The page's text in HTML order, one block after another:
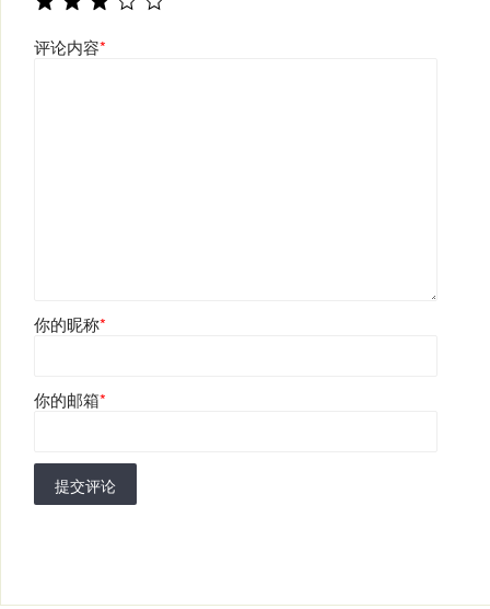
评论内容*
你的昵称*
你的邮箱*
提交评论